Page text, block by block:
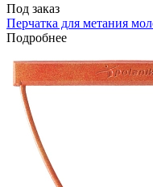
Под заказ
Перчатка для метания
Подробнее